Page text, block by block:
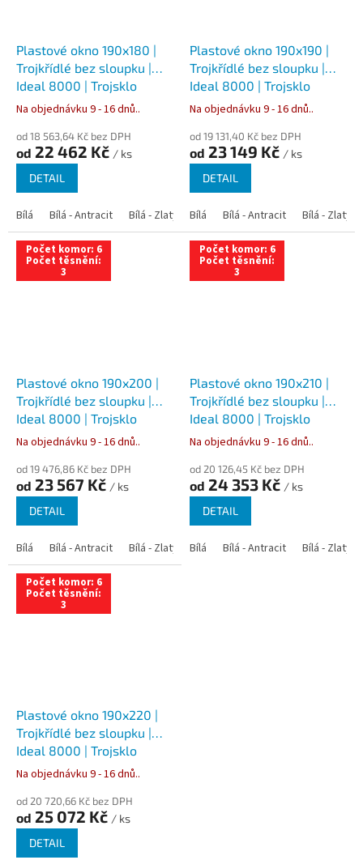
Plastové okno 190x180 |
Trojkřídlé bez sloupku |
Ideal 8000 | Trojsklo
Na objednávku 9 - 16 dnů..
od 18 563,64 Kč bez DPH
od 22 462 Kč / ks
DETAIL
Bílá Bílá - Antracit Bílá - Zlatý dub Bílá - Tmavý dub Bílá -
Plastové okno 190x190 |
Trojkřídlé bez sloupku |
Ideal 8000 | Trojsklo
Na objednávku 9 - 16 dnů..
od 19 131,40 Kč bez DPH
od 23 149 Kč / ks
DETAIL
Bílá Bílá - Antracit Bílá - Zlatý
Počet komor: 6
Počet těsnění:
3
Plastové okno 190x200 |
Trojkřídlé bez sloupku |
Ideal 8000 | Trojsklo
Na objednávku 9 - 16 dnů..
od 19 476,86 Kč bez DPH
od 23 567 Kč / ks
DETAIL
Bílá Bílá - Antracit Bílá - Zlatý dub Bílá - Tmavý dub Bílá -
Počet komor: 6
Počet těsnění:
3
Plastové okno 190x210 |
Trojkřídlé bez sloupku |
Ideal 8000 | Trojsklo
Na objednávku 9 - 16 dnů..
od 20 126,45 Kč bez DPH
od 24 353 Kč / ks
DETAIL
Bílá Bílá - Antracit Bílá - Zlatý
Počet komor: 6
Počet těsnění:
3
Plastové okno 190x220 |
Trojkřídlé bez sloupku |
Ideal 8000 | Trojsklo
Na objednávku 9 - 16 dnů..
od 20 720,66 Kč bez DPH
od 25 072 Kč / ks
DETAIL